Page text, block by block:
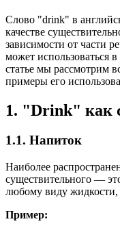
Слово "drink" в
качестве
зависимости от части
может использоваться
статье мы рассмотрим
примеры его
1. "Drink" как
1.1. Напиток
Наиболее
существительного —
любому виду
Пример: